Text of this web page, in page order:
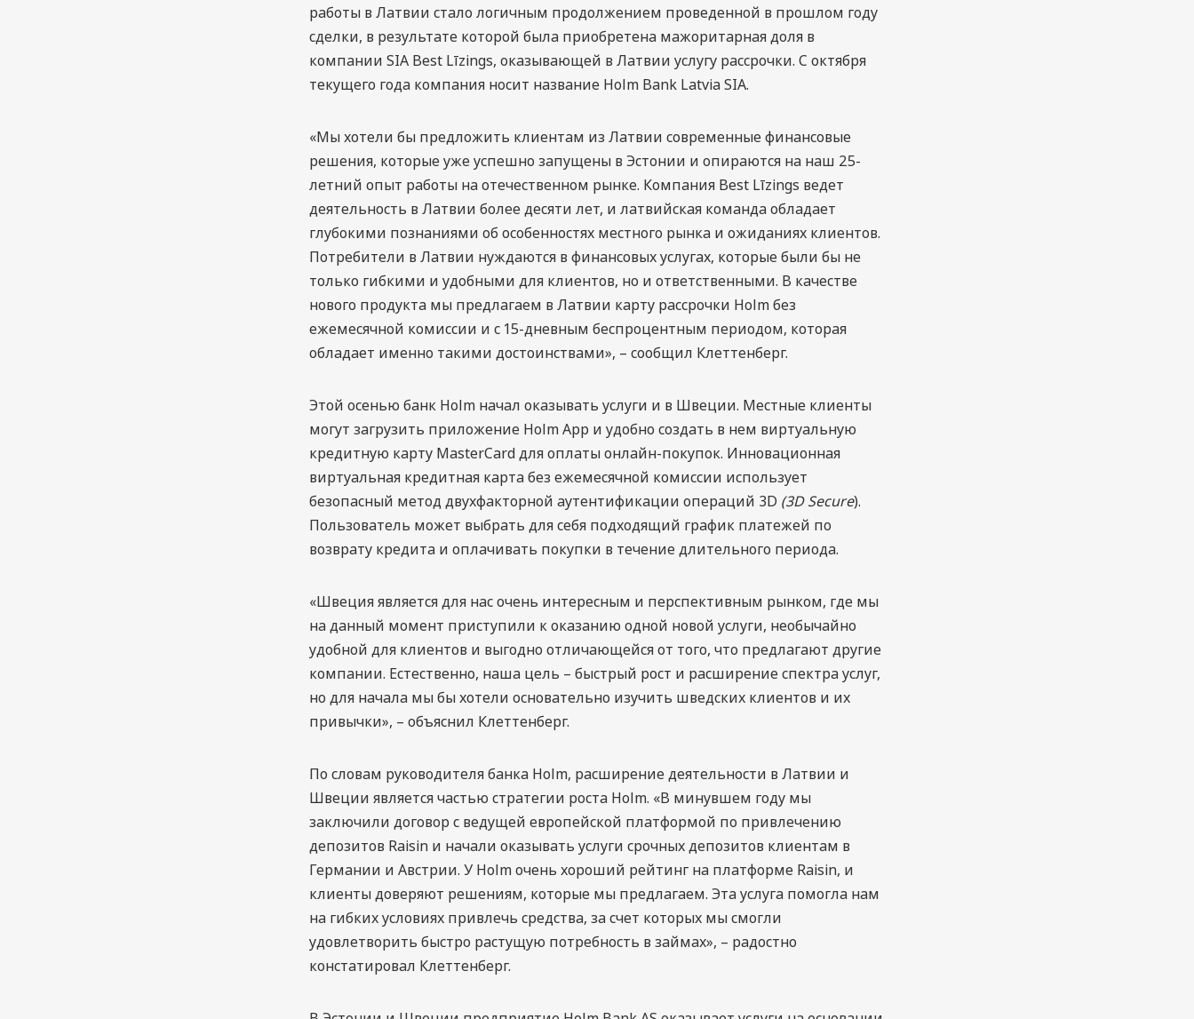
работы в Латвии стало логичным продолжением проведенной в прошлом году
сделки, в результате которой была приобретена мажоритарная доля в
компании SIA Best Līzings, оказывающей в Латвии услугу рассрочки. С октября
текущего года компания носит название Holm Bank Latvia SIA.
«Мы хотели бы предложить клиентам из Латвии современные финансовые
решения, которые уже успешно запущены в Эстонии и опираются на наш 25-
летний опыт работы на отечественном рынке. Компания Best Līzings ведет
деятельность в Латвии более десяти лет, и латвийская команда обладает
глубокими познаниями об особенностях местного рынка и ожиданиях клиентов.
Потребители в Латвии нуждаются в финансовых услугах, которые были бы не
только гибкими и удобными для клиентов, но и ответственными. В качестве
нового продукта мы предлагаем в Латвии карту рассрочки Holm без
ежемесячной комиссии и с 15-дневным беспроцентным периодом, которая
обладает именно такими достоинствами», – сообщил Клеттенберг.
Этой осенью банк Holm начал оказывать услуги и в Швеции. Местные клиенты
могут загрузить приложение Holm App и удобно создать в нем виртуальную
кредитную карту MasterCard для оплаты онлайн-покупок. Инновационная
виртуальная кредитная карта без ежемесячной комиссии использует
безопасный метод двухфакторной аутентификации операций 3D (3D Secure).
Пользователь может выбрать для себя подходящий график платежей по
возврату кредита и оплачивать покупки в течение длительного периода.
«Швеция является для нас очень интересным и перспективным рынком, где мы
на данный момент приступили к оказанию одной новой услуги, необычайно
удобной для клиентов и выгодно отличающейся от того, что предлагают другие
компании. Естественно, наша цель – быстрый рост и расширение спектра услуг,
но для начала мы бы хотели основательно изучить шведских клиентов и их
привычки», – объяснил Клеттенберг.
По словам руководителя банка Holm, расширение деятельности в Латвии и
Швеции является частью стратегии роста Holm. «В минувшем году мы
заключили договор с ведущей европейской платформой по привлечению
депозитов Raisin и начали оказывать услуги срочных депозитов клиентам в
Германии и Австрии. У Holm очень хороший рейтинг на платформе Raisin, и
клиенты доверяют решениям, которые мы предлагаем. Эта услуга помогла нам
на гибких условиях привлечь средства, за счет которых мы смогли
удовлетворить быстро растущую потребность в займах», – радостно
констатировал Клеттенберг.